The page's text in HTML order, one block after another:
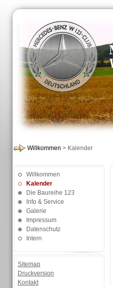
Willkommen > Kalender
Willkommen
Kalender
Die Baureihe 123
Info & Service
Galerie
Impressum
Datenschutz
Intern
Sitemap
Druckversion
Kontakt